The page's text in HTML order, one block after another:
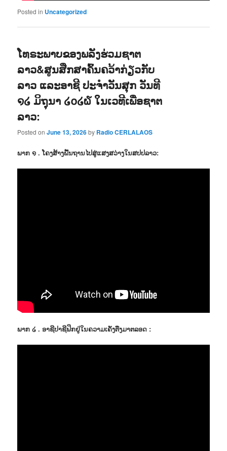
Posted in Uncategorized
ໂທຣະພາບຂອງພລັງຮ່ວມຊາຕ
ລາວ&ສູນສືກສາຄົ້ນຄວ້າກ່ຽວກັບ
ລາວ ແລະອາຊີ ປະຈຳວັນສຸກ ວັນທີ
໑໒ ມິຖຸນາ ໒໐໒໖ ໃນເວທີເພື່ອຊາຕ
ລາວ:
Posted onJune 13, 2026by Radio CERLALAOS
ພາກ ໑ . ໂຄງສ້າງພື້ນຖານໄປສູ່ແສງສວ່າງໃນສປປລາວ:
ພາກ ໒ . ອາຊີປາຊີຟິກຢູ່ໃນຄວາມເຄັ່ງຕື່ງມາຕລອດ :